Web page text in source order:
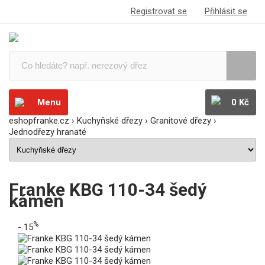
Registrovat se Přihlásit se
Menu
0 Kč
eshopfranke.cz › Kuchyňské dřezy › Granitové dřezy ›
Jednodřezy hranaté
Franke KBG 110-34 šedý
kámen
- 15%